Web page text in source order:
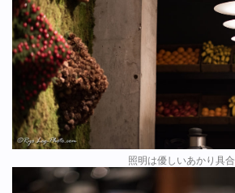
照明は優しいあかり具合